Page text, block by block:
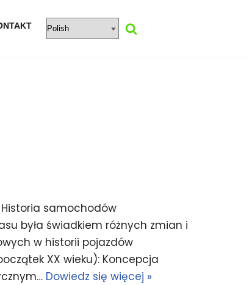
samochodów
była świadkiem różnych zmian i
w historii pojazdów
XX wieku): Koncepcja
Dowiedz się więcej »